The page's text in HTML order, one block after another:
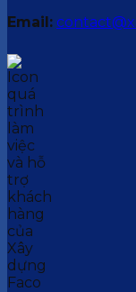
Email: